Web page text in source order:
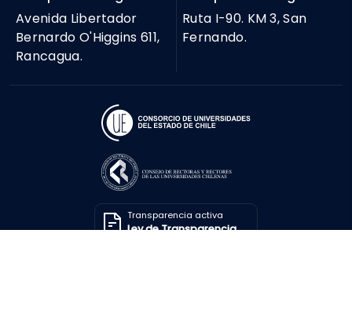
Avenida Libertador
Bernardo O'Higgins 611,
Rancagua.
Ruta I-90. KM 3, San
Fernando.
Transparencia activa
Ley de Transparencia